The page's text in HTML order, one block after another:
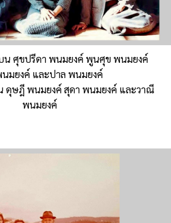
น ศุขปรีดา พนมยงค์ พูนศุข พนมยงค์
มยงค์ และปาล พนมยงค์
ดุษฎี พนมยงค์ สุดา พนมยงค์ และวาณี
พนมยงค์